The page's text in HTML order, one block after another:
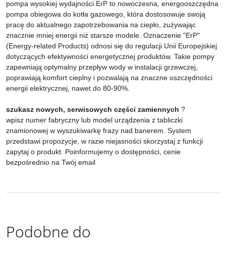
pompa wysokiej wydajności ErP to nowoczesna, energooszczędna
pompa obiegowa do kotła gazowego, która dostosowuje swoją
pracę do aktualnego zapotrzebowania na ciepło, zużywając
znacznie mniej energii niż starsze modele. Oznaczenie "ErP"
(Energy-related Products) odnosi się do regulacji Unii Europejskiej
dotyczących efektywności energetycznej produktów. Takie pompy
zapewniają optymalny przepływ wody w instalacji grzewczej,
poprawiają komfort cieplny i pozwalają na znaczne oszczędności
energii elektrycznej, nawet do 80-90%.
szukasz nowych, serwisowych części zamiennych ?
wpisz numer fabryczny lub model urządzenia z tabliczki
znamionowej w wyszukiwarkę frazy nad banerem. System
przedstawi propozycje, w razie niejasności skorzystaj z funkcji
zapytaj o produkt. Poinformujemy o dostępności, cenie
bezpośrednio na Twój email
Podobne do